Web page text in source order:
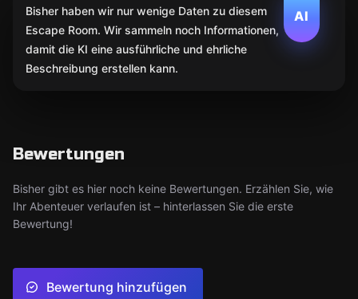
AI
Bisher haben wir nur wenige Daten zu diesem
Escape Room. Wir sammeln noch Informationen,
damit die KI eine ausführliche und ehrliche
Beschreibung erstellen kann.
Bewertungen
Bisher gibt es hier noch keine Bewertungen. Erzählen Sie, wie
Ihr Abenteuer verlaufen ist – hinterlassen Sie die erste
Bewertung!
Bewertung hinzufügen